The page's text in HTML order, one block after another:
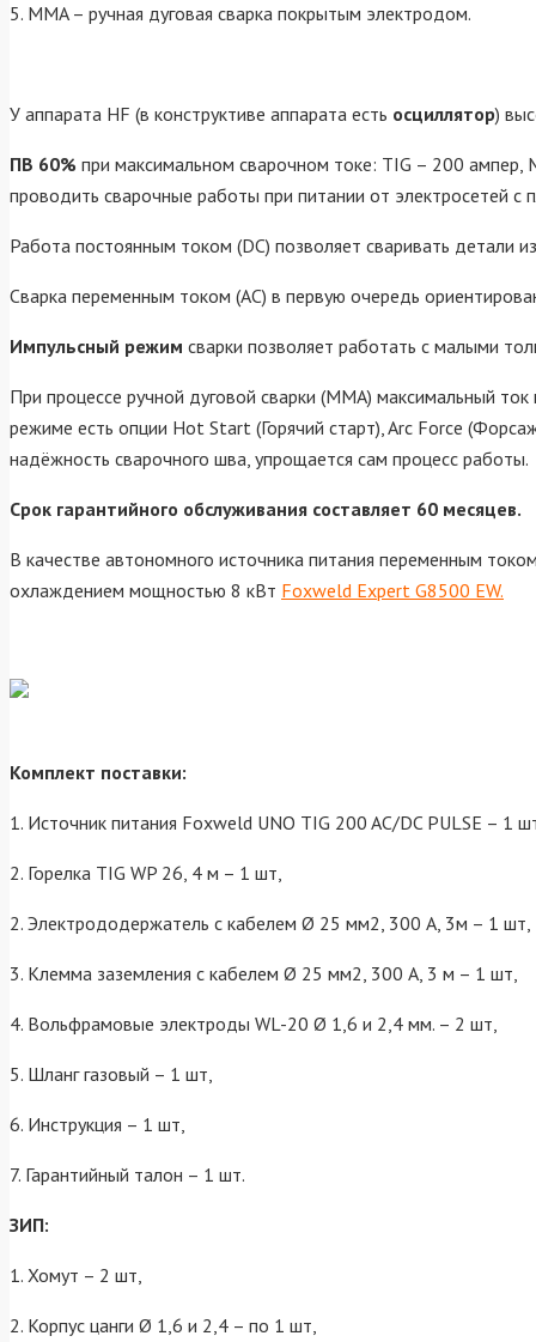
5. MMA – ручная дуговая сварка покрытым электродом.
У аппарата HF (в конструктиве аппарата есть осциллятор)
ПВ 60% при максимальном сварочном токе: TIG – 200
проводить сварочные работы при питании от электросетей с
Работа постоянным током (DC) позволяет сваривать детали
Сварка переменным током (AC) в первую очередь
Импульсный режим сварки позволяет работать с малыми
При процессе ручной дуговой сварки (ММА) максимальный
режиме есть опции Hot Start (Горячий старт), Arc Force
надёжность сварочного шва, упрощается сам процесс работы.
Срок гарантийного обслуживания составляет 60 месяцев.
В качестве автономного источника питания переменным
охлаждением мощностью 8 кВт Foxweld Expert G8500 EW.
Комплект поставки:
1. Источник питания Foxweld UNO TIG 200 AC/DC PULSE – 1
2. Горелка TIG WP 26, 4 м – 1 шт,
2. Электрододержатель с кабелем Ø 25 мм2, 300 А, 3м – 1 шт,
3. Клемма заземления с кабелем Ø 25 мм2, 300 А, 3 м – 1 шт,
4. Вольфрамовые электроды WL-20 Ø 1,6 и 2,4 мм. – 2 шт,
5. Шланг газовый – 1 шт,
6. Инструкция – 1 шт,
7. Гарантийный талон – 1 шт.
ЗИП:
1. Хомут – 2 шт,
2. Корпус цанги Ø 1,6 и 2,4 – по 1 шт,